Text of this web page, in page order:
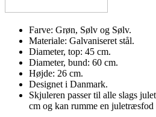
Farve: Grøn, Sølv og Sølv.
Materiale: Galvaniseret stål.
Diameter, top: 45 cm.
Diameter, bund: 60 cm.
Højde: 26 cm.
Designet i Danmark.
Skjuleren passer til alle slags
cm og kan rumme en